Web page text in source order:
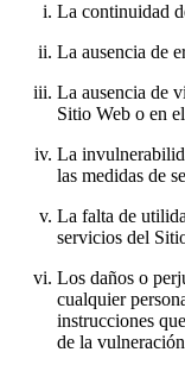
La continuidad
La ausencia de
La ausencia de
Sitio Web o en
La
las medidas de
La falta de
servicios del
Los daños o
cualquier
instrucciones
de la